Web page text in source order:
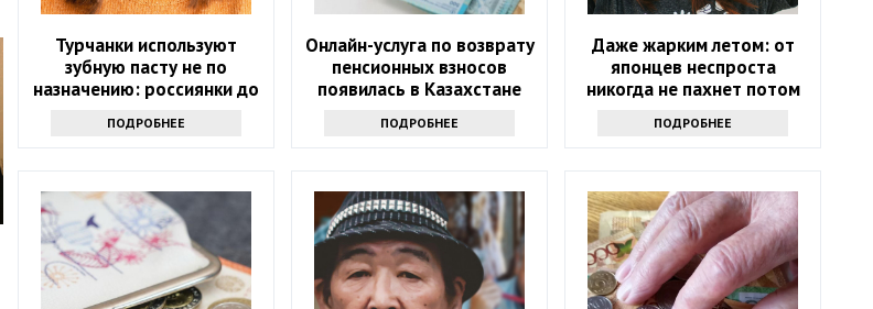
Турчанки используют
зубную пасту не по
назначению: россиянки до
ПОДРОБНЕЕ
Онлайн-услуга по возврату
пенсионных взносов
появилась в Казахстане
ПОДРОБНЕЕ
Даже жарким летом: от
японцев неспроста
никогда не пахнет потом
ПОДРОБНЕЕ